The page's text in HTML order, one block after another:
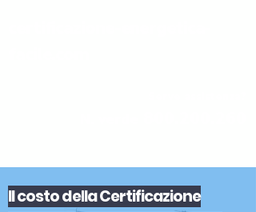
IlcostodellaCertificazione